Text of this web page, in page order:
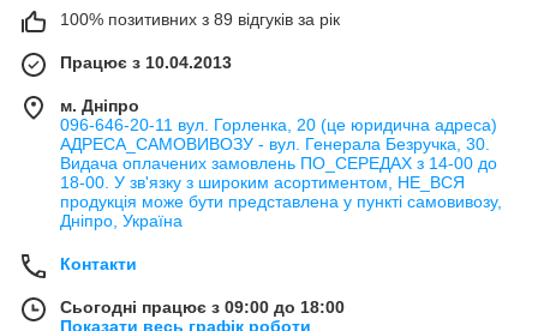
100% позитивних з 89 відгуків за рік
Працює з 10.04.2013
м. Дніпро
096-646-20-11 вул. Горленка, 20 (це юридична адреса)
АДРЕСА_САМОВИВОЗУ - вул. Генерала Безручка, 30.
Видача оплачених замовлень ПО_СЕРЕДАХ з 14-00 до
18-00. У зв'язку з широким асортиментом, НЕ_ВСЯ
продукція може бути представлена у пункті самовивозу,
Дніпро, Україна
Контакти
Сьогодні працює з 09:00 до 18:00
Показати весь графік роботи